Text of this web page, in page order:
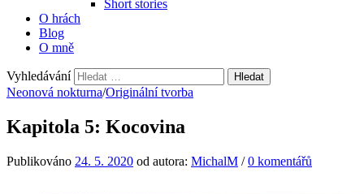
Short stories
O hrách
Blog
O mně
Vyhledávání
Neonová nokturna/Originální tvorba
Kapitola 5: Kocovina
Publikováno 24. 5. 2020 od autora: MichalM /0 komentářů